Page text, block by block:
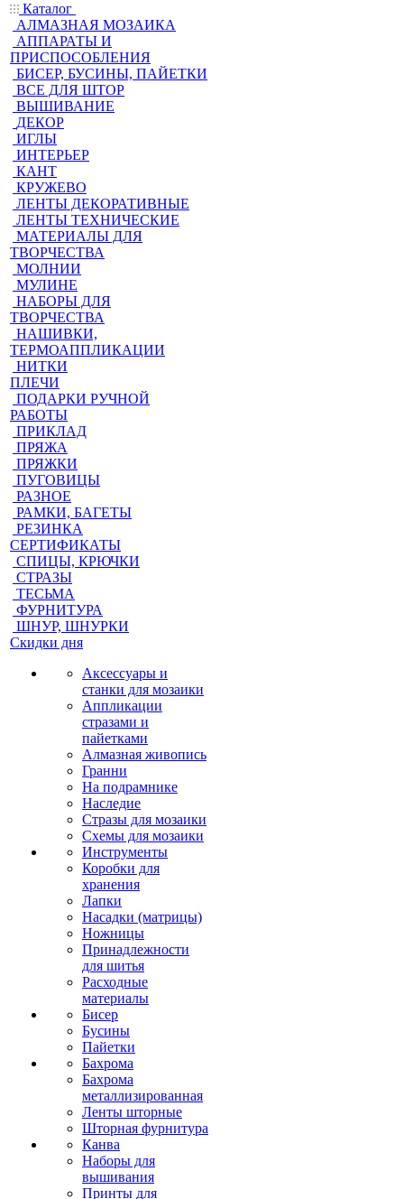
Каталог
АЛМАЗНАЯ МОЗАИКА
АППАРАТЫ И
ПРИСПОСОБЛЕНИЯ
БИСЕР, БУСИНЫ, ПАЙЕТКИ
ВСЕ ДЛЯ ШТОР
ВЫШИВАНИЕ
ДЕКОР
ИГЛЫ
ИНТЕРЬЕР
КАНТ
КРУЖЕВО
ЛЕНТЫ ДЕКОРАТИВНЫЕ
ЛЕНТЫ ТЕХНИЧЕСКИЕ
МАТЕРИАЛЫ ДЛЯ
ТВОРЧЕСТВА
МОЛНИИ
МУЛИНЕ
НАБОРЫ ДЛЯ
ТВОРЧЕСТВА
НАШИВКИ,
ТЕРМОАППЛИКАЦИИ
НИТКИ
ПЛЕЧИ
ПОДАРКИ РУЧНОЙ
РАБОТЫ
ПРИКЛАД
ПРЯЖА
ПРЯЖКИ
ПУГОВИЦЫ
РАЗНОЕ
РАМКИ, БАГЕТЫ
РЕЗИНКА
СЕРТИФИКАТЫ
СПИЦЫ, КРЮЧКИ
СТРАЗЫ
ТЕСЬМА
ФУРНИТУРА
ШНУР, ШНУРКИ
Скидки дня
Аксессуары и
станки для мозаики
Аппликации
стразами и
пайетками
Алмазная живопись
Гранни
На подрамнике
Наследие
Стразы для мозаики
Схемы для мозаики
Инструменты
Коробки для
хранения
Лапки
Насадки (матрицы)
Ножницы
Принадлежности
для шитья
Расходные
материалы
Бисер
Бусины
Пайетки
Бахрома
Бахрома
металлизированная
Ленты шторные
Шторная фурнитура
Канва
Наборы для
вышивания
Принты для